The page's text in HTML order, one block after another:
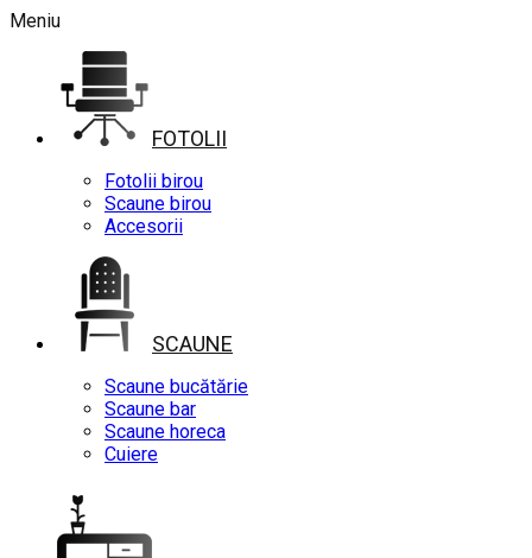
Meniu
FOTOLII
Fotolii birou
Scaune birou
Accesorii
SCAUNE
Scaune bucătărie
Scaune bar
Scaune horeca
Cuiere